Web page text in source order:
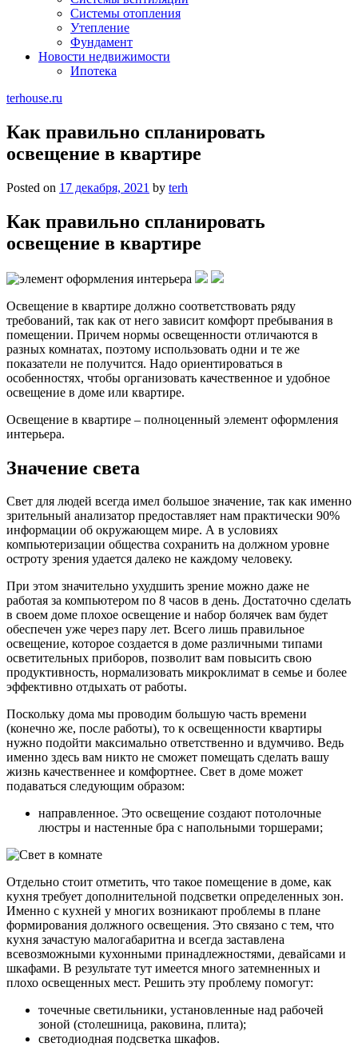
Системы отопления
Утепление
Фундамент
Новости недвижимости
Ипотека
terhouse.ru
Как правильно спланировать
освещение в квартире
Posted on 17 декабря, 2021 by terh
Как правильно спланировать
освещение в квартире
Освещение в квартире должно соответствовать ряду
требований, так как от него зависит комфорт пребывания в
помещении. Причем нормы освещенности отличаются в
разных комнатах, поэтому использовать одни и те же
показатели не получится. Надо ориентироваться в
особенностях, чтобы организовать качественное и удобное
освещение в доме или квартире.
Освещение в квартире – полноценный элемент оформления
интерьера.
Значение света
Свет для людей всегда имел большое значение, так как именно
зрительный анализатор предоставляет нам практически 90%
информации об окружающем мире. А в условиях
компьютеризации общества сохранить на должном уровне
остроту зрения удается далеко не каждому человеку.
При этом значительно ухудшить зрение можно даже не
работая за компьютером по 8 часов в день. Достаточно сделать
в своем доме плохое освещение и набор болячек вам будет
обеспечен уже через пару лет. Всего лишь правильное
освещение, которое создается в доме различными типами
осветительных приборов, позволит вам повысить свою
продуктивность, нормализовать микроклимат в семье и более
эффективно отдыхать от работы.
Поскольку дома мы проводим большую часть времени
(конечно же, после работы), то к освещенности квартиры
нужно подойти максимально ответственно и вдумчиво. Ведь
именно здесь вам никто не сможет помещать сделать вашу
жизнь качественнее и комфортнее. Свет в доме может
подаваться следующим образом:
направленное. Это освещение создают потолочные
люстры и настенные бра с напольными торшерами;
Отдельно стоит отметить, что такое помещение в доме, как
кухня требует дополнительной подсветки определенных зон.
Именно с кухней у многих возникают проблемы в плане
формирования должного освещения. Это связано с тем, что
кухня зачастую малогабаритна и всегда заставлена
всевозможными кухонными принадлежностями, девайсами и
шкафами. В результате тут имеется много затемненных и
плохо освещенных мест. Решить эту проблему помогут:
точечные светильники, установленные над рабочей
зоной (столешница, раковина, плита);
светодиодная подсветка шкафов.